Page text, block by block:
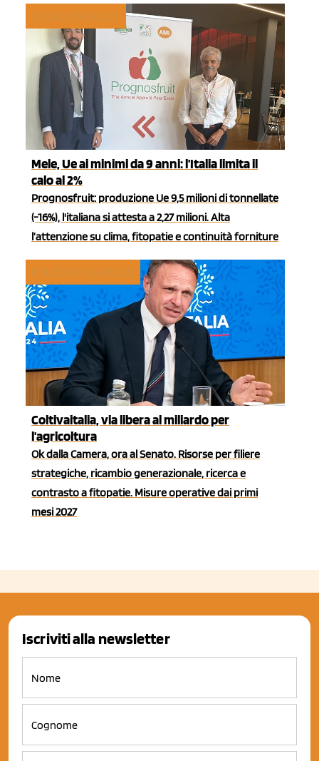
Mele, Ue ai minimi da 9 anni: l’Italia limita il
calo al 2%
Prognosfruit: produzione Ue 9,5 milioni di tonnellate
(-16%), l'italiana si attesta a 2,27 milioni. Alta
l’attenzione su clima, fitopatie e continuità forniture
Coltivaitalia, via libera al miliardo per
l'agricoltura
Ok dalla Camera, ora al Senato. Risorse per filiere
strategiche, ricambio generazionale, ricerca e
contrasto a fitopatie. Misure operative dai primi
mesi 2027
Iscriviti alla newsletter